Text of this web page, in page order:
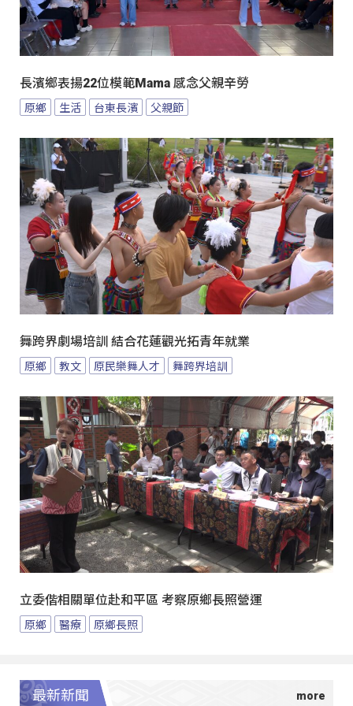
長濱鄉表揚22位模範Mama 感念父親辛勞
原鄉 生活 台東長濱 父親節
舞跨界劇場培訓 結合花蓮觀光拓青年就業
原鄉 教文 原民樂舞人才 舞跨界培訓
立委偕相關單位赴和平區 考察原鄉長照營運
原鄉 醫療 原鄉長照
最新新聞